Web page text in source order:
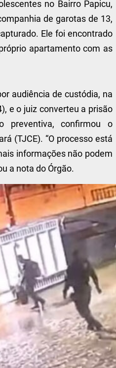
no Bairro Papicu,
de garotas de 13,
Ele foi encontrado
apartamento com as
audiência de custódia, na
e o juiz converteu a prisão
preventiva, confirmou o
(TJCE). “O processo está
informações não podem
a nota do Órgão.